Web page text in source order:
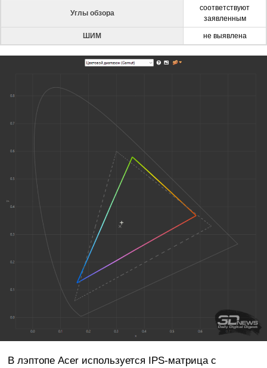
Углы обзора
соответствуют
заявленным
ШИМ не выявлена
В лэптопе Acer используется IPS-матрица с